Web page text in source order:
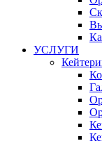
УСЛУГИ